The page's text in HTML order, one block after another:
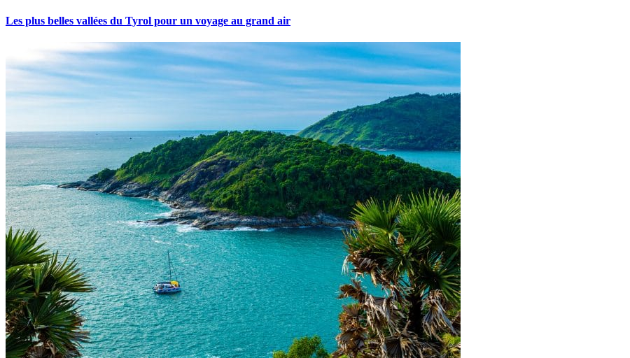
Les plus belles vallées du Tyrol pour un voyage au grand air